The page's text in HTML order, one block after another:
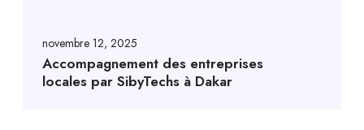
novembre 12, 2025
Accompagnement des entreprises
locales par SibyTechs à Dakar